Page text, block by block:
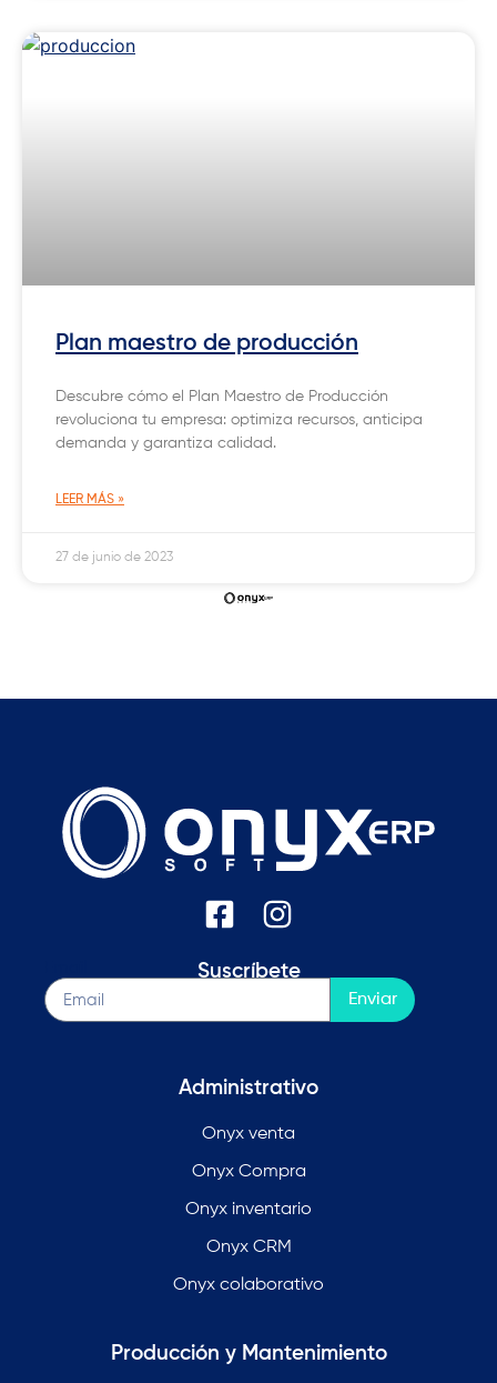
Plan maestro de producción
Descubre cómo el Plan Maestro de Producción
revoluciona tu empresa: optimiza recursos, anticipa
demanda y garantiza calidad.
LEER MÁS »
27 de junio de 2023
Suscríbete
Enviar
Administrativo
Onyx venta
Onyx Compra
Onyx inventario
Onyx CRM
Onyx colaborativo
Producción y Mantenimiento